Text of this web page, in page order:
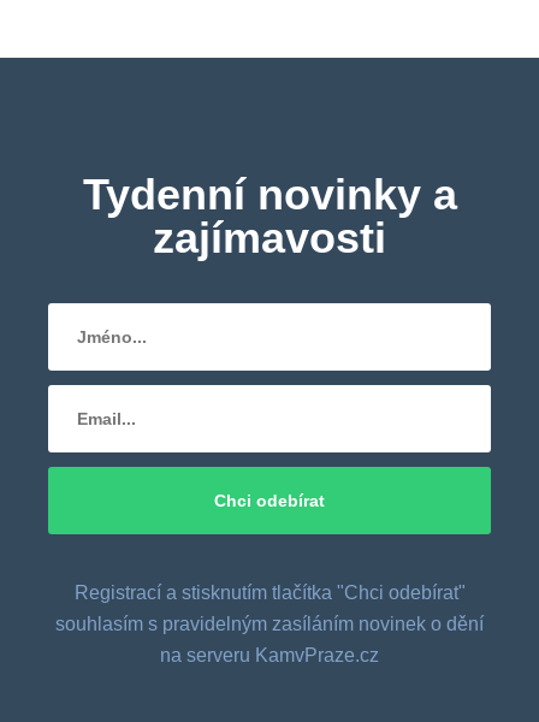
Tydenní novinky a
zajímavosti
Registrací a stisknutím tlačítka "Chci odebírat"
souhlasím s pravidelným zasíláním novinek o dění
na serveru KamvPraze.cz